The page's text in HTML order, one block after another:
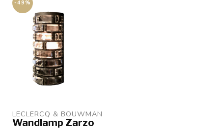
-49%
LECLERCQ & BOUWMAN
Wandlamp Zarzo